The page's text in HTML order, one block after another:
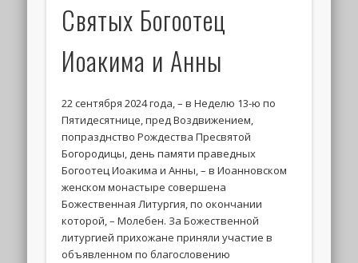
Святых Богоотец
Иоакима и Анны
22 сентября 2024 года, – в Неделю 13-ю по
Пятидесятнице, пред Воздвижением,
попразднство Рождества Пресвятой
Богородицы, день памяти праведных
Богоотец Иоакима и Анны, – в Иоанновском
женском монастыре совершена
Божественная Литургия, по окончании
которой, – Молебен. За Божественной
литургией прихожане приняли участие в
объявленном по благословению